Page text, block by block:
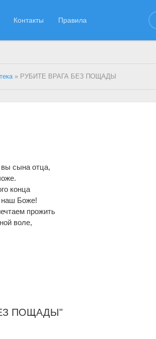
Контакты Правила
» РУБИТЕ ВРАГА БЕЗ ПОЩАДЫ
сына отца,
конца
Боже!
прожить
воле,
ПОЩАДЫ"